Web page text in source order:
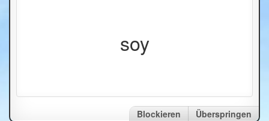
soy
Überspringen
Blockieren